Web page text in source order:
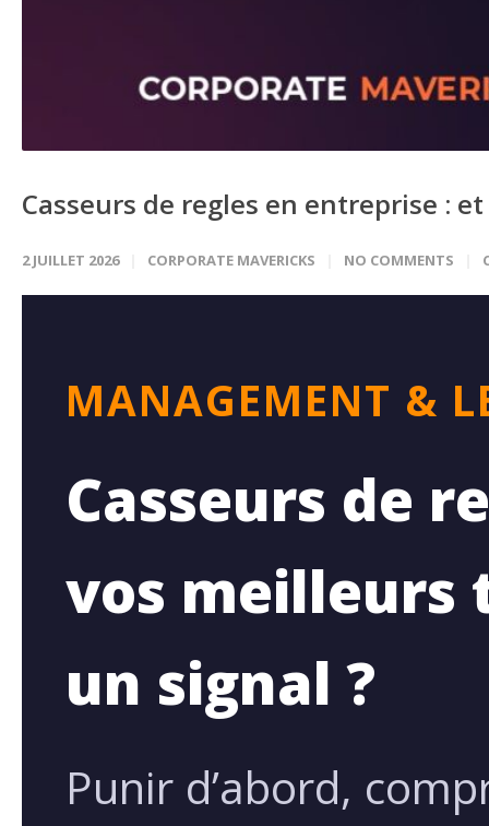
Casseurs de regles en entreprise :
2 JUILLET 2026 CORPORATE MAVERICKS NO COMMENTS
MANAGEMENT &
Casseurs de
vos meilleurs
un signal ?
Punir d’abord,